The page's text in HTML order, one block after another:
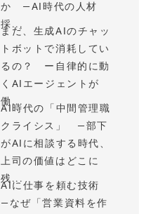
か —AI時代の人材
採...
まだ、生成AIのチャッ
トボットで消耗してい
るの？ ー自律的に動
くAIエージェントが
働...
AI時代の「中間管理職
クライシス」 —部下
がAIに相談する時代、
上司の価値はどこに
残...
AIに仕事を頼む技術
—なぜ「営業資料を作